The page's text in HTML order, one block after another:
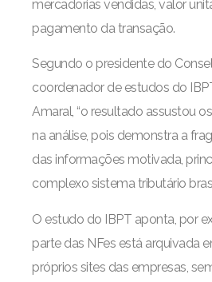
mercadorias vendidas, valor
pagamento da transação.
Segundo o presidente do
coordenador de estudos do
Amaral, “o resultado assustou
na análise, pois demonstra a
das informações motivada,
complexo sistema tributário
O estudo do IBPT aponta, por
parte das NFes está arquivada
próprios sites das empresas,